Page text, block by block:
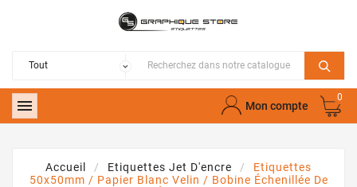
 Mon compte
0
Accueil Etiquettes Jet D'encre
Etiquettes
50x50mm / Papier Blanc Velin / Bobine Échenillée De